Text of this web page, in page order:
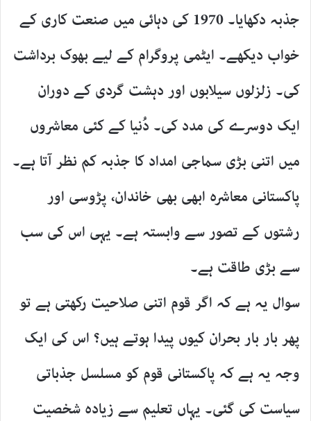
جذبہ دکھایا۔ 1970 کی دہائی میں صنعت کاری کے
خواب دیکھے۔ ایٹمی پروگرام کے لیے بھوک برداشت
کی۔ زلزلوں سیلابوں اور دہشت گردی کے دوران
ایک دوسرے کی مدد کی۔ دُنیا کے کئی معاشروں
میں اتنی بڑی سماجی امداد کا جذبہ کم نظر آتا ہے۔
پاکستانی معاشرہ ابھی بھی خاندان، پڑوسی اور
رشتوں کے تصور سے وابستہ ہے۔ یہی اس کی سب
سے بڑی طاقت ہے۔
سوال یہ ہے کہ اگر قوم اتنی صلاحیت رکھتی ہے تو
پھر بار بار بحران کیوں پیدا ہوتے ہیں؟ اس کی ایک
وجہ یہ ہے کہ پاکستانی قوم کو مسلسل جذباتی
سیاست کی گئی۔ یہاں تعلیم سے زیادہ شخصیت